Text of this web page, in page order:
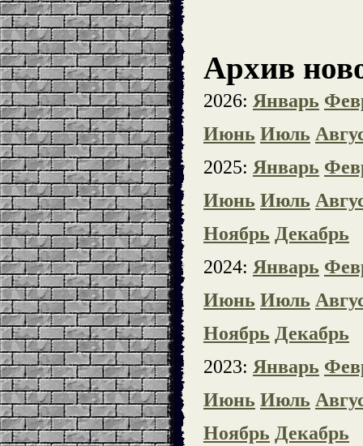
Архив
2026: Январь
Июнь Июль
2025: Январь
Июнь Июль
Ноябрь Декабрь
2024: Январь
Июнь Июль
Ноябрь Декабрь
2023: Январь
Июнь Июль
Ноябрь Декабрь